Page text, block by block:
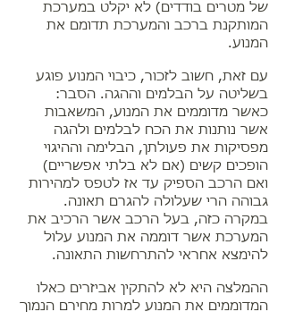
של מטרים בודדים) לא יקלט במערכת
המותקנת ברכב והמערכת תדומם את
המנוע.
עם זאת, חשוב לזכור, כיבוי המנוע פוגע
בשליטה על הבלמים וההגה. הסבר:
כאשר מדוממים את המנוע, המשאבות
אשר נותנות את הכח לבלמים ולהגה
מפסיקות את פעולתן, הבלימה וההיגוי
הופכים קשים (אם לא בלתי אפשריים)
ואם הרכב הספיק עד אז לטפס למהירות
גבוהה הרי שעלולה להגרם תאונה.
במקרה כזה, בעל הרכב אשר הרכיב את
המערכת אשר דוממה את המנוע עלול
להימצא אחראי להתרחשות התאונה.
ההמלצה היא לא להתקין אביזרים כאלו
המדוממים את המנוע למרות מחירם הנמוך